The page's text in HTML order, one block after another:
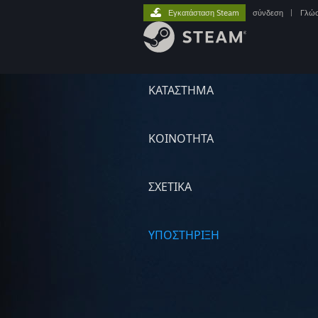
ΚΑΤΑΣΤΗΜΑ
ΚΟΙΝΟΤΗΤΑ
ΣΧΕΤΙΚΆ
ΥΠΟΣΤΗΡΙΞΗ
Εγκατάσταση Steam σύνδεση